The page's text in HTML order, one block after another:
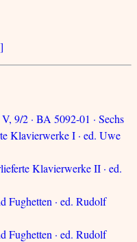
V, 9/2 · BA 5092-01 · Sechs
Klavierwerke I · ed. Uwe
Klavierwerke II · ed.
Fughetten · ed. Rudolf
Fughetten · ed. Rudolf